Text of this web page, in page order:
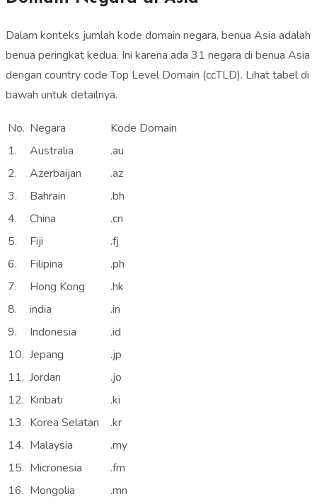
Dalam konteks jumlah kode domain negara, benua Asia adalah
benua peringkat kedua. Ini karena ada 31 negara di benua Asia
dengan country code Top Level Domain (ccTLD). Lihat tabel di
bawah untuk detailnya.
No. Negara
Kode Domain
1.
Australia
.au
2.
Azerbaijan
.az
3.
Bahrain
.bh
4.
China
.cn
5.
Fiji
.fj
6.
Filipina
.ph
7.
Hong Kong
.hk
8.
india
.in
9.
Indonesia
.id
10. Jepang
.jp
11. Jordan
.jo
12. Kiribati
.ki
13. Korea Selatan
.kr
14. Malaysia
.my
15. Micronesia
.fm
16. Mongolia
.mn